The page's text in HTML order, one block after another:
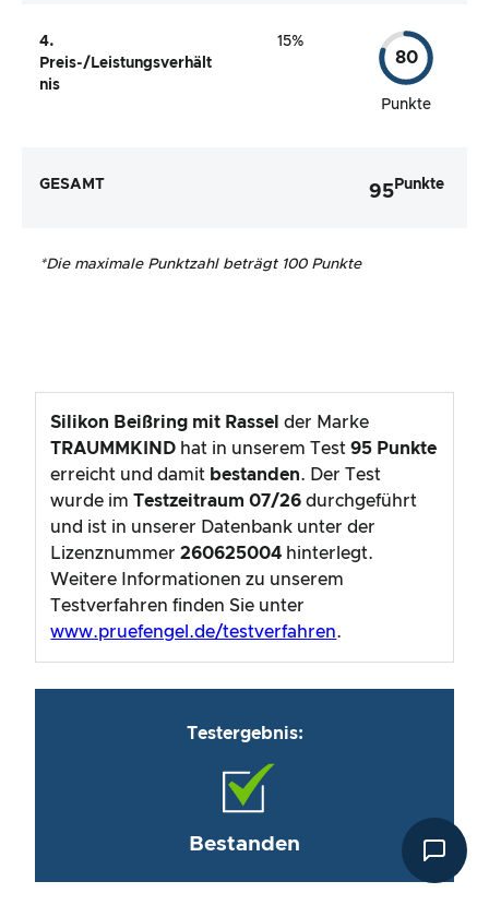
4.
Preis-/Leistungsverhält
nis
15%
80
Punkte
GESAMT 95 Punkte
*Die maximale Punktzahl beträgt 100 Punkte
Silikon Beißring mit Rasselder Marke
TRAUMMKIND hat in unserem Test 95 Punkte
erreicht und damit bestanden. Der Test
wurde imTestzeitraum07/26 durchgeführt
und ist in unserer Datenbank unter der
Lizenznummer260625004 hinterlegt.
Weitere Informationen zu unserem
Testverfahren finden Sie unter
www.pruefengel.de/testverfahren.
Testergebnis:
Bestanden